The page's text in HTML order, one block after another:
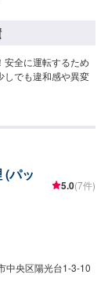
安全に運転するため
しでも違和感や異変
(パッ
5.0(7件)
中央区陽光台1-3-10